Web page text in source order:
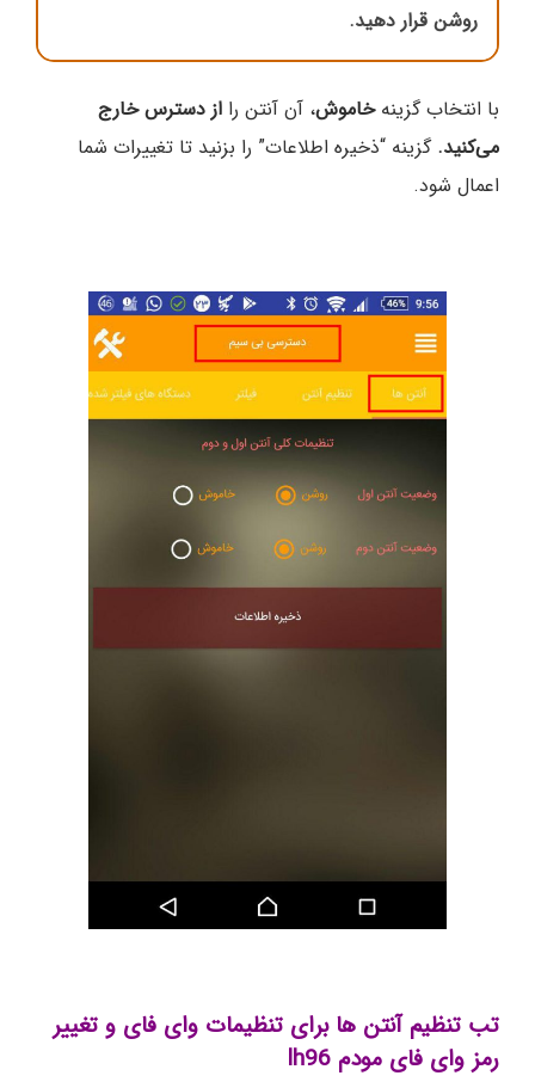
روشن قرار دهید.
با انتخاب گزینهخاموش، آن آنتن را از دسترس خارج
می‌کنید.گزینه “ذخیره اطلاعات” را بزنید تا تغییرات شما
اعمال شود.
تب تنظیم آنتن ها برای تنظیمات وای فای و تغییر
رمز وای فای مودم lh96